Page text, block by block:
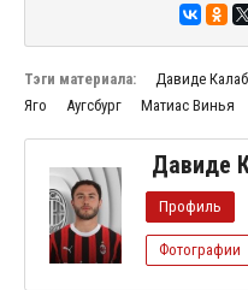
Тэги материала: Давиде
Яго
Аугсбург Матиас Винья
Давиде
Профиль
Фотографии